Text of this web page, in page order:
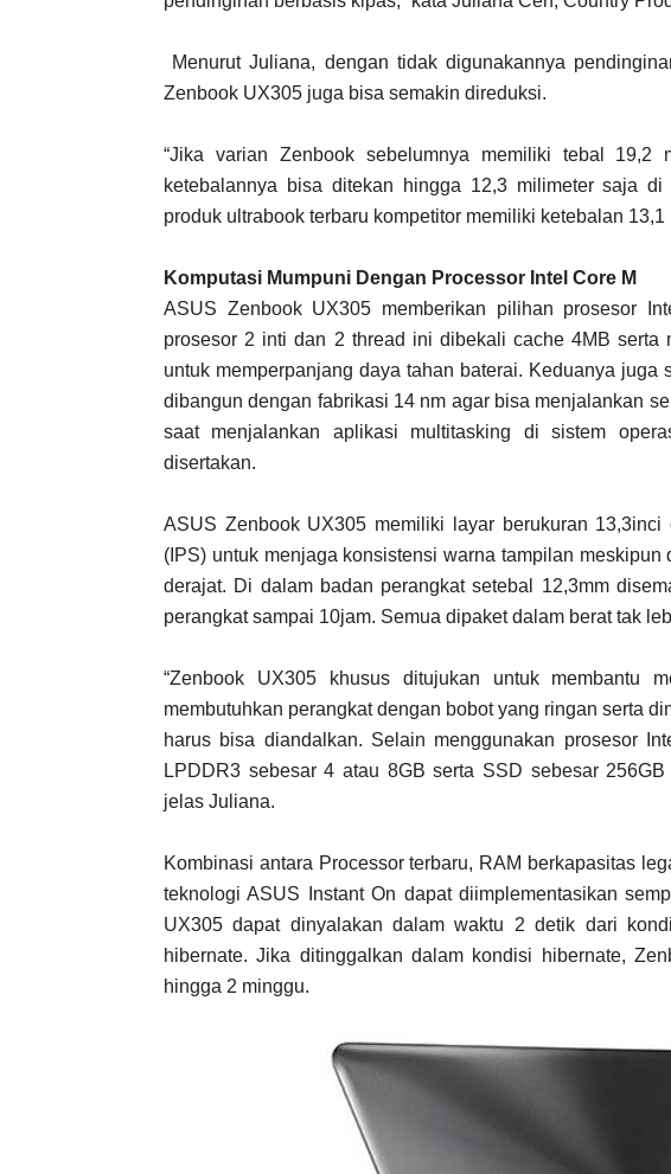
Menurut Juliana, dengan tidak digunakannya
Zenbook UX305 juga bisa semakin direduksi.
“Jika varian Zenbook sebelumnya memiliki tebal 19,2
ketebalannya bisa ditekan hingga 12,3 milimeter saja
produk ultrabook terbaru kompetitor memiliki ketebalan 13,1
Komputasi Mumpuni Dengan Processor Intel Core M
ASUS Zenbook UX305 memberikan pilihan prosesor
prosesor 2 inti dan 2 thread ini dibekali cache 4MB serta
untuk memperpanjang daya tahan baterai. Keduanya juga
dibangun dengan fabrikasi 14 nm agar bisa menjalankan
saat menjalankan aplikasi multitasking di sistem
disertakan.
ASUS Zenbook UX305 memiliki layar berukuran
(IPS) untuk menjaga konsistensi warna tampilan
derajat. Di dalam badan perangkat setebal 12,3mm
perangkat sampai 10jam. Semua dipaket dalam berat tak
“Zenbook UX305 khusus ditujukan untuk membantu
membutuhkan perangkat dengan bobot yang ringan serta
harus bisa diandalkan. Selain menggunakan prosesor
LPDDR3 sebesar 4 atau 8GB serta SSD sebesar
jelas Juliana.
Kombinasi antara Processor terbaru, RAM berkapasitas
teknologi ASUS Instant On dapat diimplementasikan
UX305 dapat dinyalakan dalam waktu 2 detik dari
hibernate. Jika ditinggalkan dalam kondisi hibernate,
hingga 2 minggu.